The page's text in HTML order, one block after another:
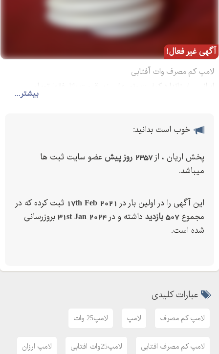
آگهی غیر فعال!
بیشتر...
لامپ کم مصرف وات آفتابی
خوب است بدانید:
پخش اریان ، از2357 روز پیش
عضو سایت ثبت ها
میباشد.
این آگهی را در اولین بار در 17th Feb 2021 ثبت کرده که در
مجموع507 بازدید داشته و در 31st Jan 2024 بروزرسانی
شده است.
عبارات کلیدی
لامپ کم مصرف لامپ لامپ25 وات
لامپ کم مصرف افتابی لامپ25وات افتابی لامپ ارزان